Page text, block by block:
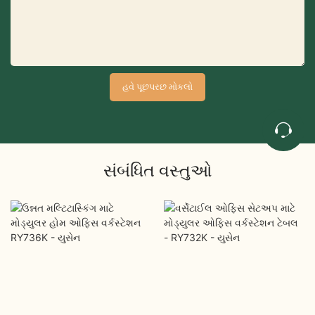
હવે પૂછપરછ મોકલો
સંબંધિત વસ્તુઓ